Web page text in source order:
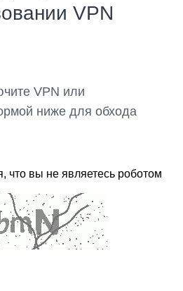
VPN
VPN или
ниже для обхода
что вы не являетесь роботом